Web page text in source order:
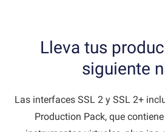
Lleva tus
siguiente
Las interfaces SSL 2 y SSL 2+
Production Pack, que